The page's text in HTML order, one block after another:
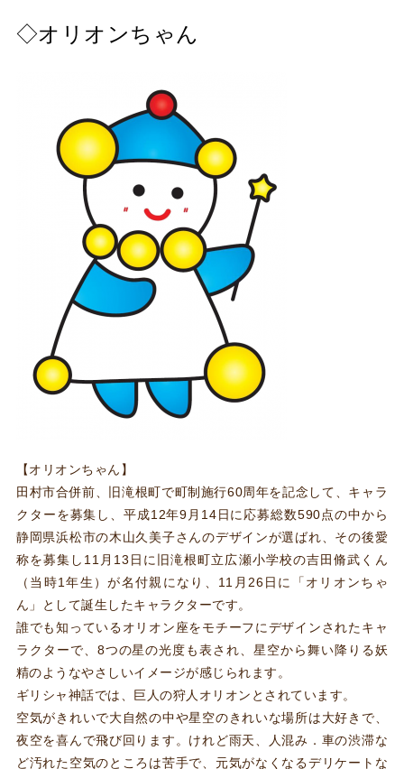
◇オリオンちゃん
【オリオンちゃん】
田村市合併前、旧滝根町で町制施行60周年を記念して、キャラ
クターを募集し、平成12年9月14日に応募総数590点の中から
静岡県浜松市の木山久美子さんのデザインが選ばれ、その後愛
称を募集し11月13日に旧滝根町立広瀬小学校の吉田脩武くん
（当時1年生）が名付親になり、11月26日に「オリオンちゃ
ん」として誕生したキャラクターです。
誰でも知っているオリオン座をモチーフにデザインされたキャ
ラクターで、8つの星の光度も表され、星空から舞い降りる妖
精のようなやさしいイメージが感じられます。
ギリシャ神話では、巨人の狩人オリオンとされています。
空気がきれいで大自然の中や星空のきれいな場所は大好きで、
夜空を喜んで飛び回ります。けれど雨天、人混み．車の渋滞な
ど汚れた空気のところは苦手で、元気がなくなるデリケートな